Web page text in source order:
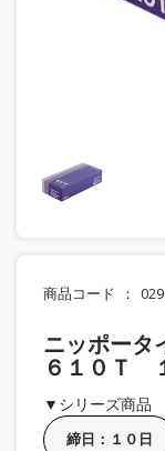
商品コード
ニッポー
６１０Ｔ
▼シリーズ商品
締日：１０日